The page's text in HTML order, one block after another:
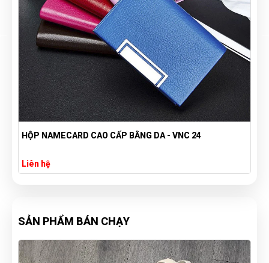
HỘP NAMECARD CAO CẤP BẰNG DA - VNC 24
Liên hệ
SẢN PHẨM BÁN CHẠY